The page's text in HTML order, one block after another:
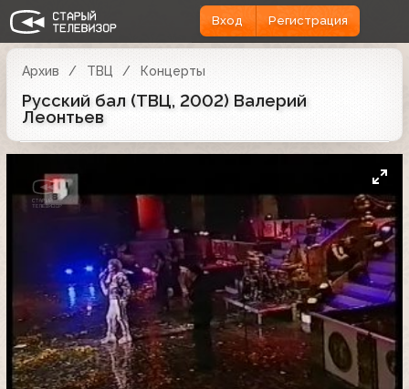
Вход Регистрация
Архив ТВЦ Концерты
Русский бал (ТВЦ, 2002) Валерий
Леонтьев